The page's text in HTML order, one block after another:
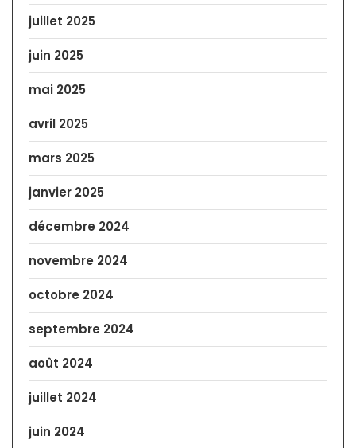
juillet 2025
juin 2025
mai 2025
avril 2025
mars 2025
janvier 2025
décembre 2024
novembre 2024
octobre 2024
septembre 2024
août 2024
juillet 2024
juin 2024